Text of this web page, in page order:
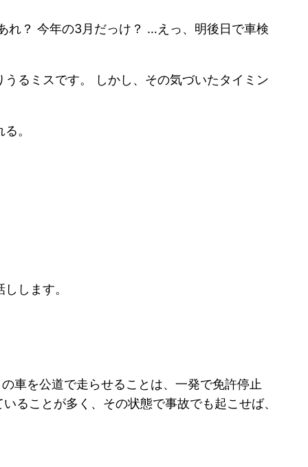
れ？ 今年の3月だっけ？ …えっ、明後日で車検
るミスです。 しかし、その気づいたタイミン
。
します。
車を公道で走らせることは、一発で免許停止
ることが多く、その状態で事故でも起こせば、